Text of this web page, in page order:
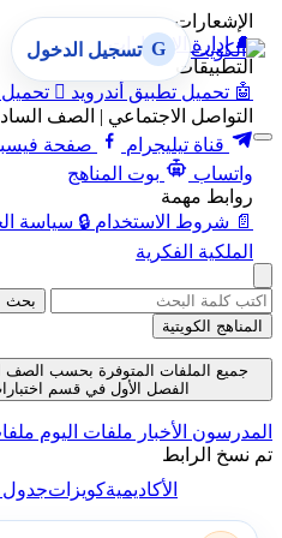
الإشعارات
🔔 إدارة الإشعارات
التطبيقات
🤖 تحميل تطبيق أندرويد 
التواصل الاجتماعي | الصف
قناة تيليجرام
صفحة
واتساب
بوت المناهج
روابط مهمة
📄 شروط الاستخدام 🔒 سياسة
الملكية الفكرية
G تسجيل الدخول
بحث
المناهج الكويتية
جميع الملفات المتوفرة بحسب
الفصل الأول في قسم اختبارات حتى
المدرسون الأخبار ملفات اليوم
تم نسخ الرابط
الأكاديميةكويزاتجدول